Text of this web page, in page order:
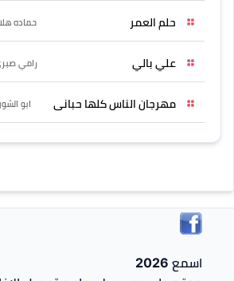
حلم العمر حماده
علي بالي رامي
مهرجان الناس كلها حبانى ابو
اسمع 2026